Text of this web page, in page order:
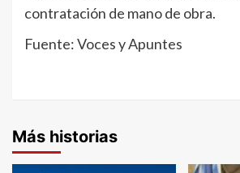
contratación de mano de obra.
Fuente: Voces y Apuntes
Más historias